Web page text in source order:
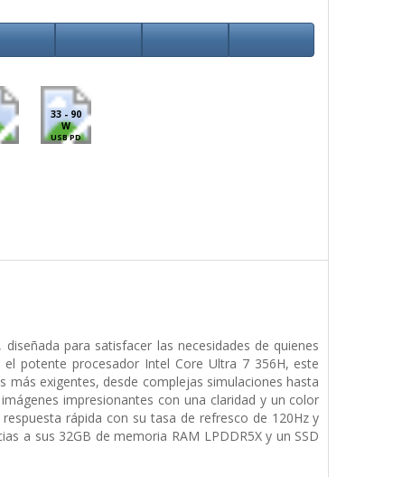
33 - 90
W
USB PD
para satisfacer las necesidades de quienes
potente procesador Intel Core Ultra 7 356H, este
exigentes, desde complejas simulaciones hasta
impresionantes con una claridad y un color
rápida con su tasa de refresco de 120Hz y
a sus 32GB de memoria RAM LPDDR5X y un SSD